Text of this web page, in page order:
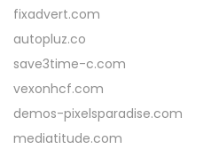
fixadvert.com
autopluz.co
save3time-c.com
vexonhcf.com
demos-pixelsparadise.com
mediatitude.com